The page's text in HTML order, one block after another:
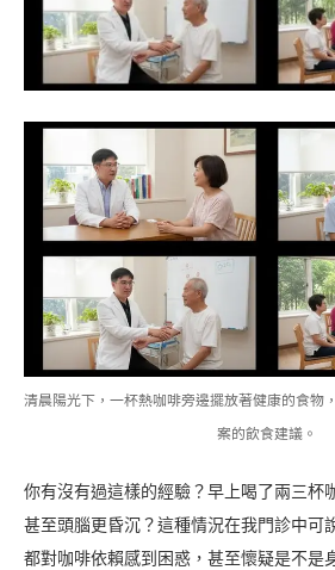
清晨陽光下，一杯熱咖啡旁邊擺放著健康的食物
案的飲食建議。
你有沒有過這樣的經驗？早上喝了兩三杯
甚至頭腦更昏沉？這種情況在我門診中可
都對咖啡依賴感到困惑，甚至懷疑是不是